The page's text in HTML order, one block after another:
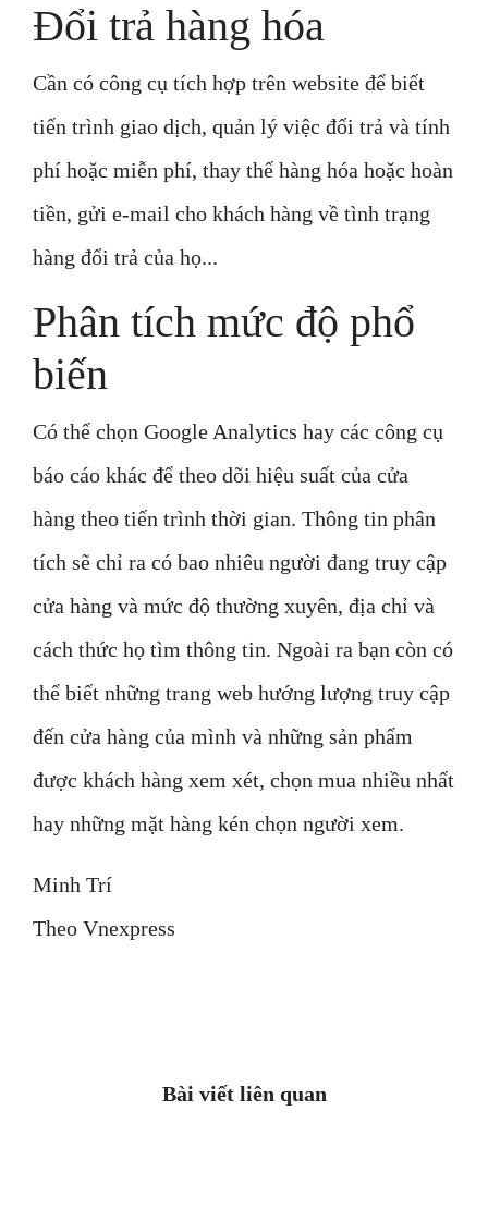
Đổi trả hàng hóa
Cần có công cụ tích hợp trên website để biết
tiến trình giao dịch, quản lý việc đổi trả và tính
phí hoặc miễn phí, thay thế hàng hóa hoặc hoàn
tiền, gửi e-mail cho khách hàng về tình trạng
hàng đổi trả của họ...
Phân tích mức độ phổ
biến
Có thể chọn Google Analytics hay các công cụ
báo cáo khác để theo dõi hiệu suất của cửa
hàng theo tiến trình thời gian. Thông tin phân
tích sẽ chỉ ra có bao nhiêu người đang truy cập
cửa hàng và mức độ thường xuyên, địa chỉ và
cách thức họ tìm thông tin. Ngoài ra bạn còn có
thể biết những trang web hướng lượng truy cập
đến cửa hàng của mình và những sản phẩm
được khách hàng xem xét, chọn mua nhiều nhất
hay những mặt hàng kén chọn người xem.
Minh Trí
Theo Vnexpress
Bài viết liên quan